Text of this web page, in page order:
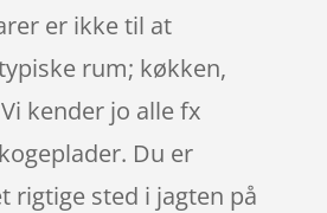
er ikke til at
rum; køkken,
kender jo alle fx
Du er
rigtige sted i jagten på